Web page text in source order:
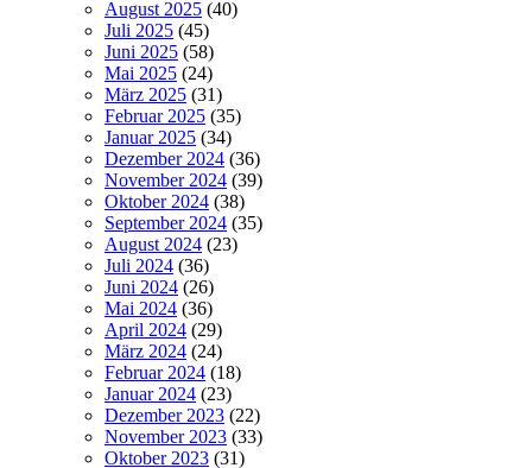
August 2025 (40)
Juli 2025 (45)
Juni 2025 (58)
Mai 2025 (24)
März 2025 (31)
Februar 2025 (35)
Januar 2025 (34)
Dezember 2024 (36)
November 2024 (39)
Oktober 2024 (38)
September 2024 (35)
August 2024 (23)
Juli 2024 (36)
Juni 2024 (26)
Mai 2024 (36)
April 2024 (29)
März 2024 (24)
Februar 2024 (18)
Januar 2024 (23)
Dezember 2023 (22)
November 2023 (33)
Oktober 2023 (31)